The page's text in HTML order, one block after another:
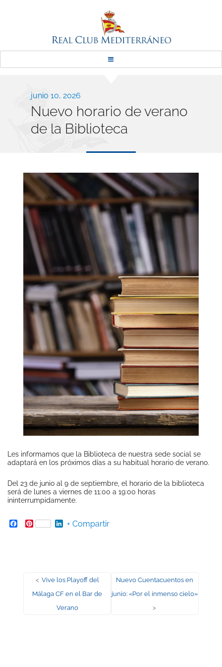
Real Club Mediterráneo
Publicado
el
junio 10, 2026
Nuevo horario de verano
de la Biblioteca
Les informamos que la Biblioteca de nuestra sede social se
adaptará en los próximos días a su habitual horario de verano.
Del 23 de junio al 9 de septiembre, el horario de la biblioteca
será de lunes a viernes de 11:00 a 19:00 horas
ininterrumpidamente.
Facebook
Pinterest LinkedIn
+ Compartir
Navegación
de
< Entrada
anterior:
Vive los Playoff del
Málaga CF en el Bar de
Verano
Entrada
siguiente:
Nuevo Cuentacuentos en
junio: «Por el inmenso cielo»
>